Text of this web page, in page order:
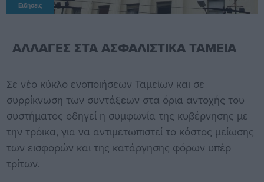
Ειδήσεις
ΑΛΛΑΓΕΣ ΣΤΑ ΑΣΦΑΛΙΣΤΙΚΑ ΤΑΜΕΙΑ
Σε νέο κύκλο ενοποιήσεων Ταμείων και σε
συρρίκνωση των συντάξεων στα όρια αντοχής του
συστήματος οδηγεί η συμφωνία της κυβέρνησης με
την τρόικα, για να αντιμετωπιστεί το κόστος μείωσης
των εισφορών και της κατάργησης φόρων υπέρ
τρίτων.